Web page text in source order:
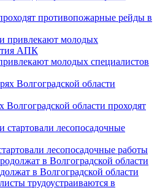
противопожарные рейды в
молодых специалистов
Волгоградской области проходят
лесопосадочные работы
в Волгоградской области